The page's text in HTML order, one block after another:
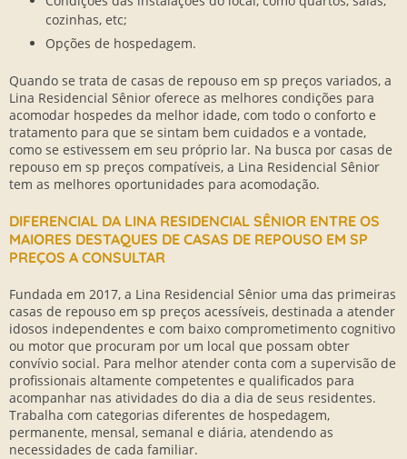
cozinhas, etc;
Opções de hospedagem.
Quando se trata de casas de repouso em sp preços variados, a
Lina Residencial Sênior oferece as melhores condições para
acomodar hospedes da melhor idade, com todo o conforto e
tratamento para que se sintam bem cuidados e a vontade,
como se estivessem em seu próprio lar. Na busca por casas de
repouso em sp preços compatíveis, a Lina Residencial Sênior
tem as melhores oportunidades para acomodação.
DIFERENCIAL DA LINA RESIDENCIAL SÊNIOR ENTRE OS
MAIORES DESTAQUES DE CASAS DE REPOUSO EM SP
PREÇOS A CONSULTAR
Fundada em 2017, a Lina Residencial Sênior uma das primeiras
casas de repouso em sp preços acessíveis, destinada a atender
idosos independentes e com baixo comprometimento cognitivo
ou motor que procuram por um local que possam obter
convívio social. Para melhor atender conta com a supervisão de
profissionais altamente competentes e qualificados para
acompanhar nas atividades do dia a dia de seus residentes.
Trabalha com categorias diferentes de hospedagem,
permanente, mensal, semanal e diária, atendendo as
necessidades de cada familiar.